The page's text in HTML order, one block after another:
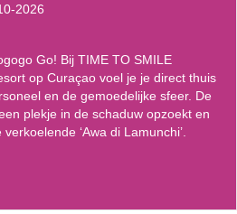
2026
Go! Bij TIME TO SMILE
op Curaçao voel je je direct thuis
en de gemoedelijke sfeer. De
plekje in de schaduw opzoekt en
‘Awa di Lamunchi’.